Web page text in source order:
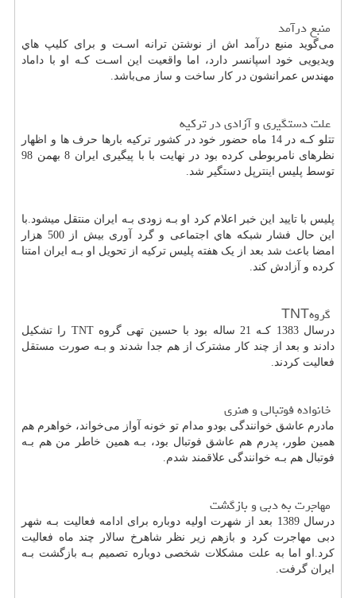
منبع درآمد
می‌گوید منبع درآمد اش از نوشتن ترانه اسـت و برای کلیپ هاي‌
ویدیویی خود اسپانسر دارد، اما واقعیت این اسـت کـه او با داماد
مهندس عمرانشون در کار ساخت و ساز می‌باشد.
علت دستگیری و آزادی در ترکیه
تتلو کـه در 14 ماه حضور خود در کشور ترکیه بارها حرف ها و اظهار
نظرهای نامربوطی کرده بود در نهایت با با پیگیری ایران 8 بهمن 98
توسط پلیس اینترپل دستگیر شد.
پلیس با تایید این خبر اعلام کرد او بـه زودی بـه ایران منتقل میشود.با
این حال فشار شبکه هاي‌ اجتماعی و گرد آوری بیش از 500 هزار
امضا باعث شد بعد از یک هفته پلیس ترکیه از تحویل او بـه ایران امتنا
کرده و آزادش کند.
گروهTNT
درسال 1383 کـه 21 ساله بود با حسین تهی گروه TNT را تشکیل
دادند و بعد از چند کار مشترک از هم جدا شدند و بـه صورت مستقل
فعالیت کردند.
خانواده فوتبالی و هنری
مادرم عاشق خوانندگی بودو مدام تو خونه آواز می‌خواند، خواهرم هم
همین طور، پدرم هم عاشق فوتبال بود، بـه همین خاطر من هم بـه
فوتبال هم بـه خوانندگی علاقمند شدم.
مهاجرت به دبی و بازگشت
درسال 1389 بعد از شهرت اولیه دوباره برای ادامه فعالیت بـه شهر
دبی مهاجرت کرد و بازهم زیر نظر شاهرخ سالار چند ماه فعالیت
کرد.او اما به علت مشکلات شخصی دوباره تصمیم بـه بازگشت بـه
ایران گرفت.